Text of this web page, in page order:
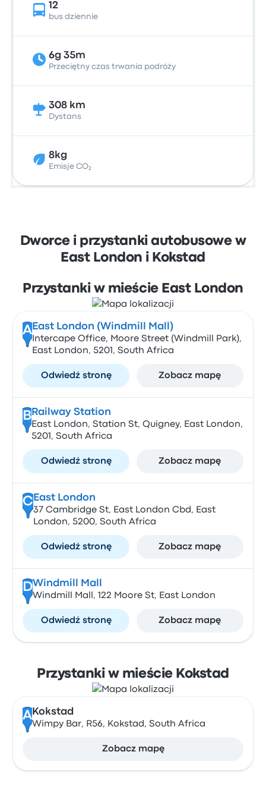
12
bus dziennie
6g 35m
Przeciętny czas trwania podróży
308 km
Dystans
8kg
Emisje CO₂
Dworce i przystanki autobusowe w
East London i Kokstad
Przystanki w mieście East London
A East London (Windmill Mall)
Intercape Office, Moore Street (Windmill Park),
East London, 5201, South Africa
Odwiedź stronę Zobacz mapę
B Railway Station
East London, Station St, Quigney, East London,
5201, South Africa
Odwiedź stronę Zobacz mapę
CEast London
37 Cambridge St, East London Cbd, East
London, 5200, South Africa
Odwiedź stronę Zobacz mapę
DWindmill Mall
Windmill Mall, 122 Moore St, East London
Odwiedź stronę Zobacz mapę
Przystanki w mieście Kokstad
A Kokstad
Wimpy Bar, R56, Kokstad, South Africa
Zobacz mapę